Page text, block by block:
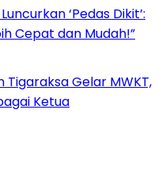
‘Pedas Dikit’:
Cepat dan Mudah!”
Gelar MWKT,
Ketua